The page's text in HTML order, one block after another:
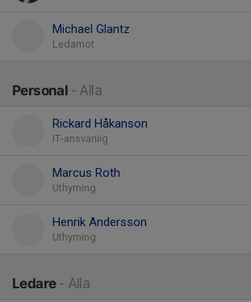
Michael Glantz
Ledamot
Personal - Alla
Rickard Håkanson
IT-ansvariiig
Marcus Roth
Uthyrning
Henrik Andersson
Uthyrning
Ledare - Alla